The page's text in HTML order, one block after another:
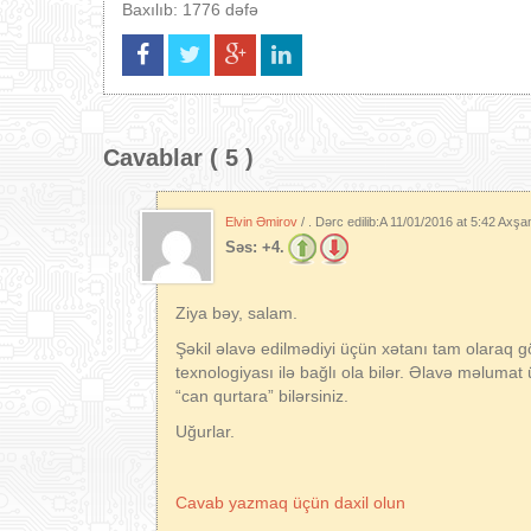
Baxılıb: 1776 dəfə
Cavablar ( 5 )
Elvin Əmirov / . Dərc edilib:A 11/01/2016 at 5:42
Səs: +4.
Ziya bəy, salam.
Şəkil əlavə edilmədiyi üçün xətanı tam olaraq
texnologiyası ilə bağlı ola bilər. Əlavə
“can qurtara” bilərsiniz.
Uğurlar.
Cavab yazmaq üçün daxil olun